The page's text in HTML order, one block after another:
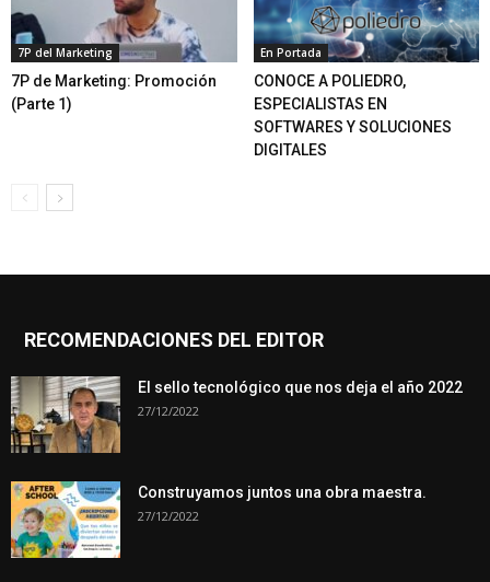
7P del Marketing
7P de Marketing: Promoción
(Parte 1)
En Portada
CONOCE A POLIEDRO,
ESPECIALISTAS EN
SOFTWARES Y SOLUCIONES
DIGITALES
RECOMENDACIONES DEL EDITOR
El sello tecnológico que nos deja el año 2022
27/12/2022
Construyamos juntos una obra maestra.
27/12/2022